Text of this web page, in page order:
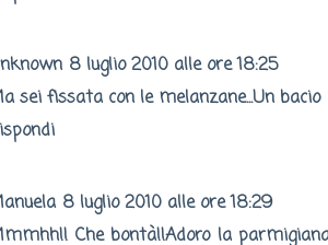
8 luglio 2010 alle ore 18:25
sei fissata con le melanzane...Un bacio
8 luglio 2010 alle ore 18:29
Che bontà!!Adoro la